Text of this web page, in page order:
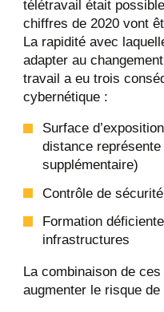
télétravail était
chiffres de 2020 vont
La rapidité avec
adapter au
travail a eu trois
cybernétique :
Surface
distance
supplémentaire)
Contrôle de
Formation
infrastructures
La combinaison de
augmenter le risque